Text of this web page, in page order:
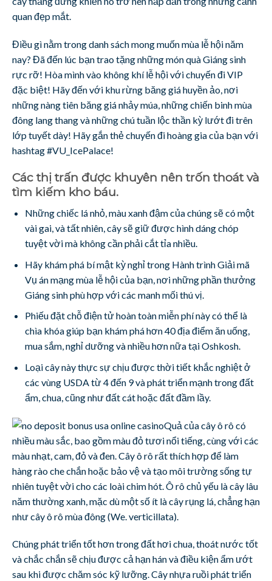
quan đẹp mắt.
Điều gì nằm trong danh sách mong muốn mùa lễ hội năm
nay? Đã đến lúc bạn trao tặng những món quà Giáng sinh
rực rỡ! Hòa mình vào không khí lễ hội với chuyến đi VIP
đặc biệt! Hãy đến với khu rừng băng giá huyền ảo, nơi
những nàng tiên băng giá nhảy múa, những chiến binh mùa
đông lang thang và những chú tuần lộc thần kỳ lướt đi trên
lớp tuyết dày! Hãy gắn thẻ chuyến đi hoàng gia của bạn với
hashtag #VU_IcePalace!
Các thị trấn được khuyên nên trốn thoát và
tìm kiếm kho báu.
Những chiếc lá nhỏ, màu xanh đậm của chúng sẽ có một
vài gai, và tất nhiên, cây sẽ giữ được hình dáng chóp
tuyệt vời mà không cần phải cắt tỉa nhiều.
Hãy khám phá bí mật kỳ nghỉ trong Hành trình Giải mã
Vụ án mạng mùa lễ hội của bạn, nơi những phần thưởng
Giáng sinh phù hợp với các manh mối thú vị.
Phiếu đặt chỗ điện tử hoàn toàn miễn phí này có thể là
chìa khóa giúp bạn khám phá hơn 40 địa điểm ăn uống,
mua sắm, nghỉ dưỡng và nhiều hơn nữa tại Oshkosh.
Loại cây này thực sự chịu được thời tiết khắc nghiệt ở
các vùng USDA từ 4 đến 9 và phát triển mạnh trong đất
ẩm, chua, cũng như đất cát hoặc đất đầm lầy.
Quả của cây ô rô có
nhiều màu sắc, bao gồm màu đỏ tươi nổi tiếng, cùng với các
màu nhạt, cam, đỏ và đen. Cây ô rô rất thích hợp để làm
hàng rào che chắn hoặc bảo vệ và tạo môi trường sống tự
nhiên tuyệt vời cho các loài chim hót. Ô rô chủ yếu là cây lâu
năm thường xanh, mặc dù một số ít là cây rụng lá, chẳng hạn
như cây ô rô mùa đông (We. verticillata).
Chúng phát triển tốt hơn trong đất hơi chua, thoát nước tốt
và chắc chắn sẽ chịu được cả hạn hán và điều kiện ẩm ướt
sau khi được chăm sóc kỹ lưỡng. Cây nhựa ruồi phát triển